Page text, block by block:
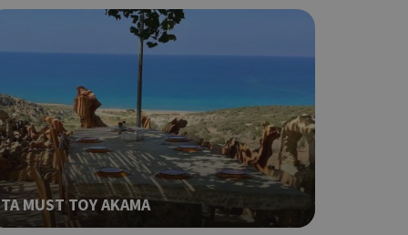
ΤΑ MUST ΤΟΥ ΑΚΑΜΑ
Google
δηλαδή να
στον χρήστη
όπως είναι το
push down
δηλαδή να
στον χρήστη